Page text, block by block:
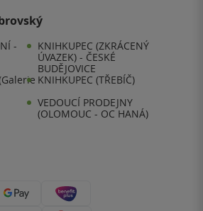
-
KNIHKUPEC (ZKRÁCENÝ
ÚVAZEK) - ČESKÉ
BUDĚJOVICE
KNIHKUPEC (TŘEBÍČ)
VEDOUCÍ PRODEJNY
(OLOMOUC - OC HANÁ)